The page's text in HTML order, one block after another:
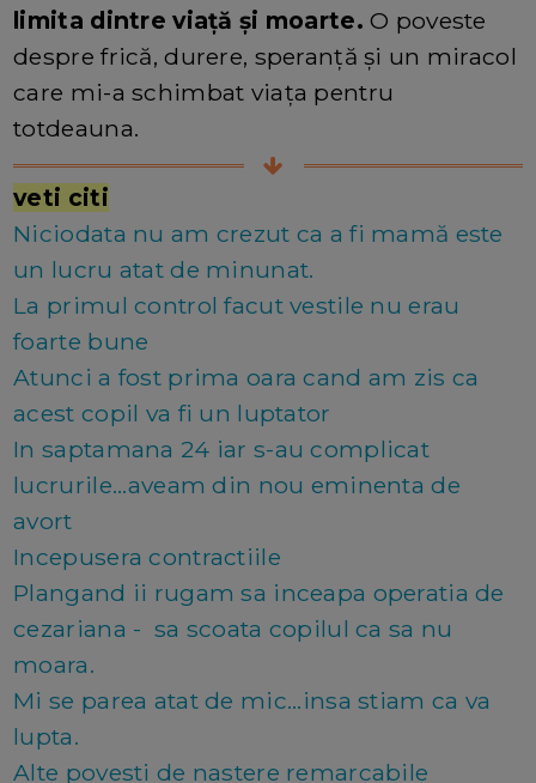
limita dintre viață și moarte. O poveste
despre frică, durere, speranță și un miracol
care mi-a schimbat viața pentru
totdeauna.
veti citi
Niciodata nu am crezut ca a fi mamă este
un lucru atat de minunat.
La primul control facut vestile nu erau
foarte bune
Atunci a fost prima oara cand am zis ca
acest copil va fi un luptator
In saptamana 24 iar s-au complicat
lucrurile...aveam din nou eminenta de
avort
Incepusera contractiile
Plangand ii rugam sa inceapa operatia de
cezariana - sa scoata copilul ca sa nu
moara.
Mi se parea atat de mic...insa stiam ca va
lupta.
Alte povesti de nastere remarcabile